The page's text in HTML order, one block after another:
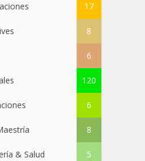
17
8
6
120
6
8
& Salud 5